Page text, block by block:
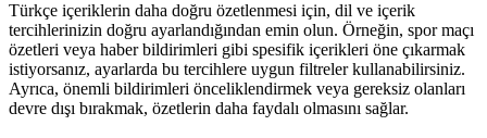
Türkçe içeriklerin daha doğru özetlenmesi için, dil ve içerik
tercihlerinizin doğru ayarlandığından emin olun. Örneğin, spor maçı
özetleri veya haber bildirimleri gibi spesifik içerikleri öne çıkarmak
istiyorsanız, ayarlarda bu tercihlere uygun filtreler kullanabilirsiniz.
Ayrıca, önemli bildirimleri önceliklendirmek veya gereksiz olanları
devre dışı bırakmak, özetlerin daha faydalı olmasını sağlar.